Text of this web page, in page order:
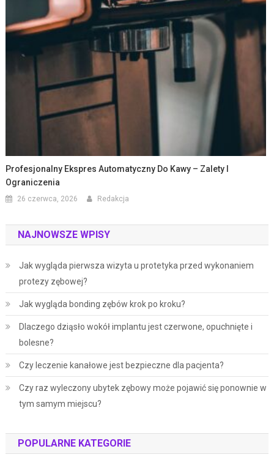
Profesjonalny Ekspres Automatyczny Do Kawy – Zalety I
Ograniczenia
26 czerwca, 2026 Redakcja
NAJNOWSZE WPISY
Jak wygląda pierwsza wizyta u protetyka przed wykonaniem
protezy zębowej?
Jak wygląda bonding zębów krok po kroku?
Dlaczego dziąsło wokół implantu jest czerwone, opuchnięte i
bolesne?
Czy leczenie kanałowe jest bezpieczne dla pacjenta?
Czy raz wyleczony ubytek zębowy może pojawić się ponownie w
tym samym miejscu?
POPULARNE KATEGORIE